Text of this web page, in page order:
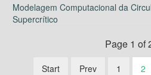
Modelagem Computacional da
Supercrítico
Page 1 of
Start Prev 1 2